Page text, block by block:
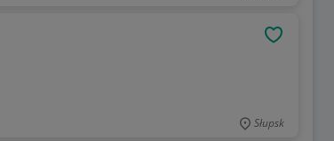
Słupsk